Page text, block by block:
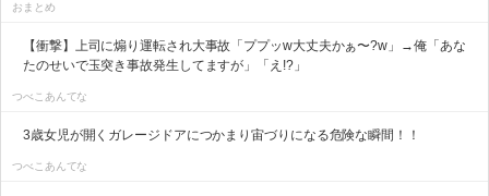
おまとめ
【衝撃】上司に煽り運転され大事故「ププッw大丈夫かぁ〜?w」→俺「あな
たのせいで玉突き事故発生してますが」「え!?」
つべこあんてな
3歳女児が開くガレージドアにつかまり宙づりになる危険な瞬間！！
つべこあんてな